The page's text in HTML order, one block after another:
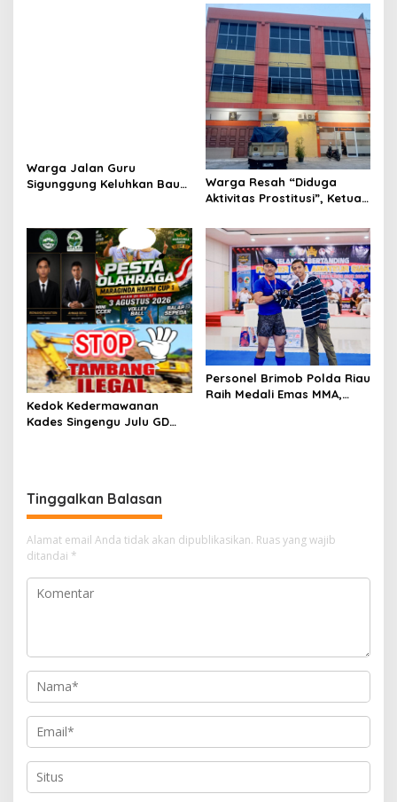
Warga Jalan Guru
Sigunggung Keluhkan Bau
Warga Resah “Diduga
Aktivitas Prostitusi”, Ketua
Periksa Legalitas dan
Aktivitas Z Homestay di
Jalan Tanjung Datuk
Kedok Kedermawanan
Kades Singengu Julu GD
Personel Brimob Polda Riau
Raih Medali Emas MMA,
Tinggalkan Balasan
Alamat email Anda tidak akan dipublikasikan. Ruas yang wajib
ditandai *